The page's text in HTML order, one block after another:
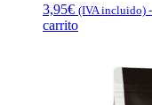
3,95€ (IVA incluido) -
carrito